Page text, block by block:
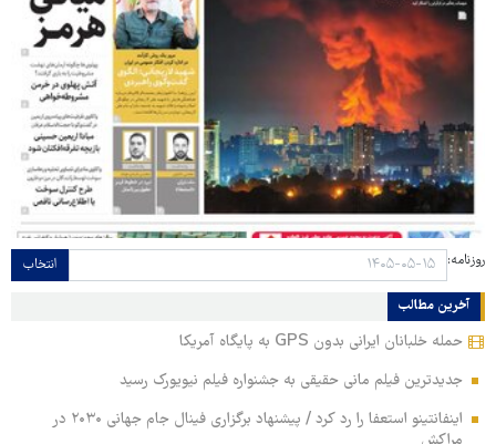
روزنامه: انتخاب
آخرین مطالب
حمله خلبانان ایرانی بدون GPS به پایگاه آمریکا
جدیدترین فیلم مانی حقیقی به جشنواره فیلم نیویورک رسید
اینفانتینو استعفا را رد کرد / پیشنهاد برگزاری فینال جام جهانی ۲۰۳۰ در